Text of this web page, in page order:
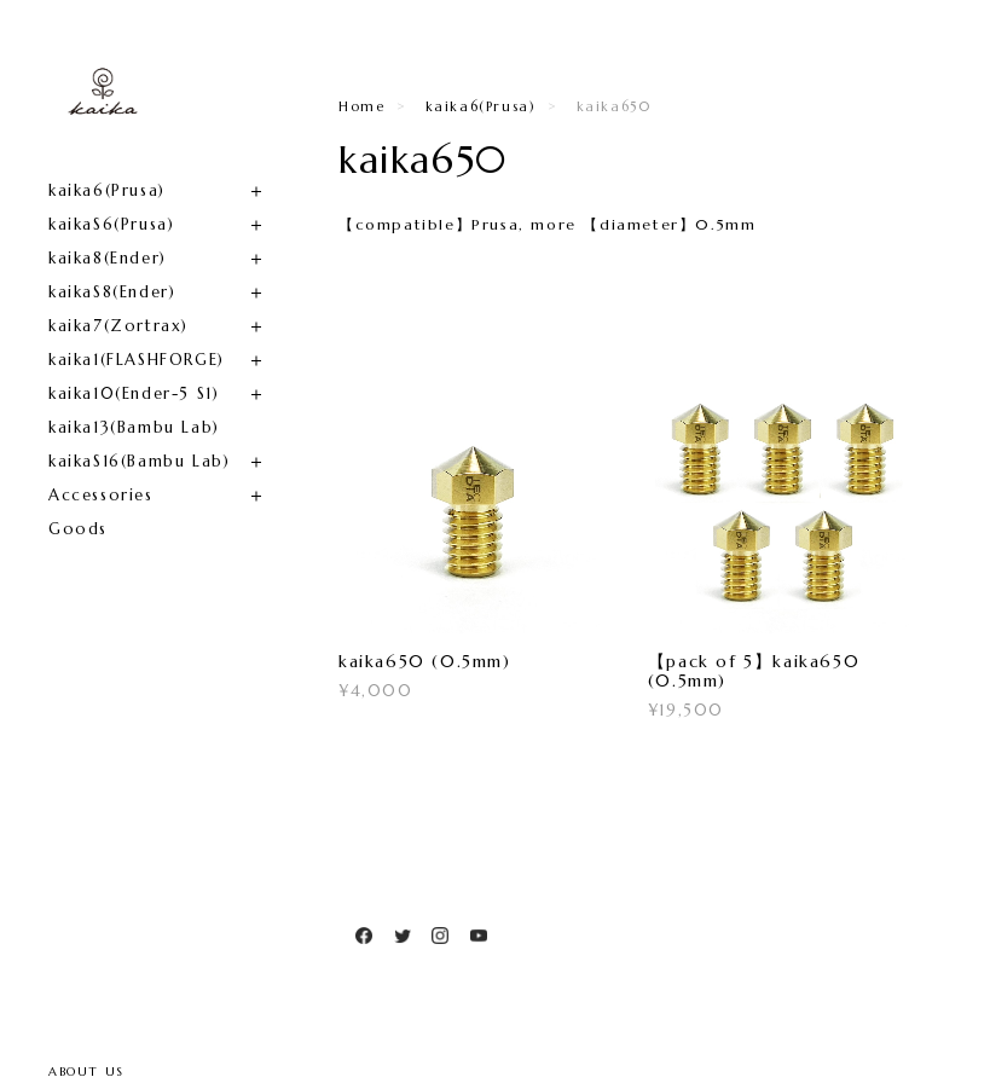
kaika6(Prusa)​
kaikaS6(Prusa)
kaika8(Ender)​
kaikaS8(Ender)
kaika7(Zortrax)
kaika1(FLASHFORGE)​
kaika10(Ender-5 S1)
kaika13(Bambu Lab)
kaikaS16(Bambu Lab)
Accessories
Goods
ABOUT US
Home kaika6(Prusa)​ kaika650
kaika650
【compatible】Prusa, more 【diameter】0.5mm
kaika650 (0.5mm)
¥4,000
【pack of 5】kaika650
(0.5mm)
¥19,500